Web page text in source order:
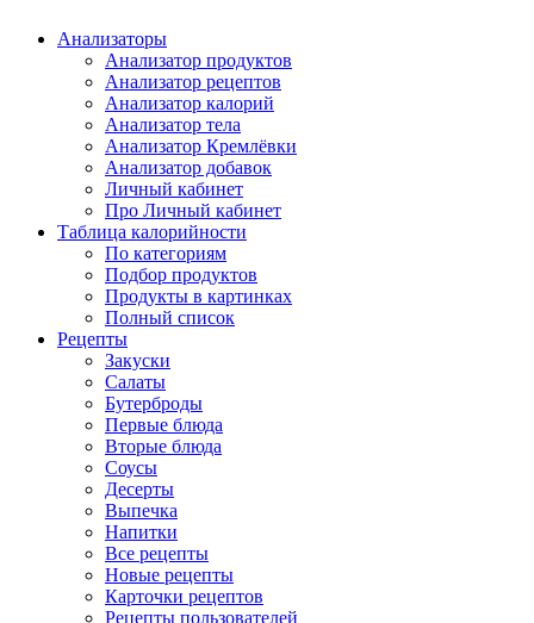
Анализаторы
Анализатор продуктов
Анализатор рецептов
Анализатор калорий
Анализатор тела
Анализатор Кремлёвки
Анализатор добавок
Личный кабинет
Про Личный кабинет
Таблица калорийности
По категориям
Подбор продуктов
Продукты в картинках
Полный список
Рецепты
Закуски
Салаты
Бутерброды
Первые блюда
Вторые блюда
Соусы
Десерты
Выпечка
Напитки
Все рецепты
Новые рецепты
Карточки рецептов
Рецепты пользователей